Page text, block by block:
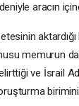
aracın
memurun
ve İsrail